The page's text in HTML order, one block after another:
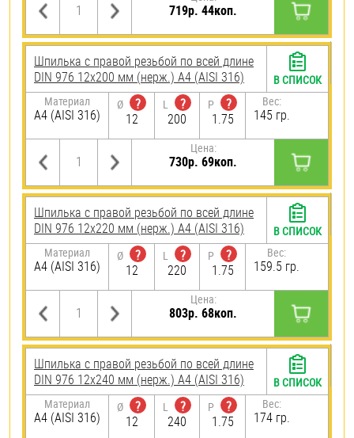
719р. 44коп.
Шпилька с правой резьбой по всей длине
DIN 976 12х200 мм (нерж.) A4 (AISI 316)
Материал
A4 (AISI 316)
Ø
?
12
L
?
200
P
?
1.75
Вес:
145 гр.
Цена:
730р. 69коп.
В СПИСОК
Шпилька с правой резьбой по всей длине
DIN 976 12х220 мм (нерж.) A4 (AISI 316)
Материал
A4 (AISI 316)
Ø
?
12
L
?
220
P
?
1.75
Вес:
159.5 гр.
Цена:
803р. 68коп.
В СПИСОК
Шпилька с правой резьбой по всей длине
DIN 976 12х240 мм (нерж.) A4 (AISI 316)
Материал
A4 (AISI 316)
Ø
?
12
L
?
240
P
?
1.75
Вес:
174 гр.
В СПИСОК